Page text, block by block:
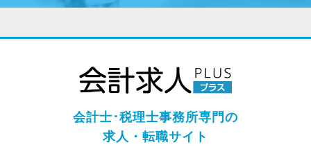
会計士･税理士事務所専門の
求人・転職サイト